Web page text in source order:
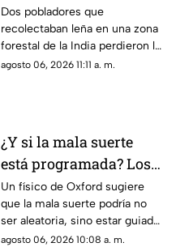
deja a una persona
herida
Dos pobladores que
recolectaban leña en una zona
forestal de la India perdieron la
vida; un oficial fue reportado
agosto 06, 2026 11:11 a. m.
¿Y si la mala suerte
está programada? Los
patrones ocultos detrás
del azar
Un físico de Oxford sugiere
que la mala suerte podría no
ser aleatoria, sino estar guiada
por leyes ocultas y fuerzas
agosto 06, 2026 10:08 a. m.